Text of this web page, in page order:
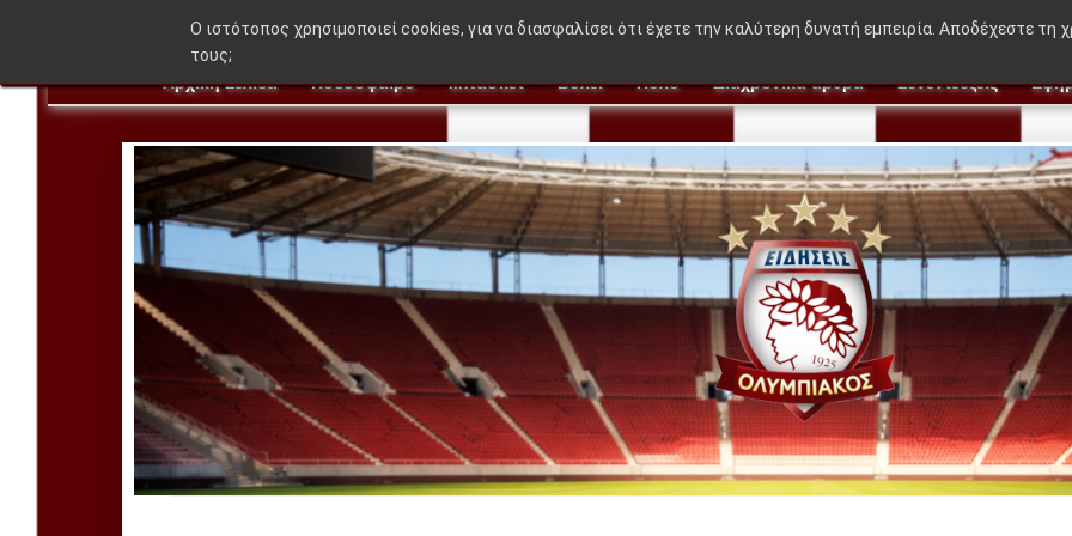
Αρχική Σελίδα Ποδόσφαιρο Μπάσκετ Βόλεϊ Πόλο Διαχρονικά άρθρα Συνεντεύξεις
🔥 BREAKING NEWS: "Η ιδέα που δεν βγήκε στον
O ιστότοπος χρησιμοποιεί cookies, για να διασφαλίσει ότι έχετε την καλύτερη δυνατή εμπειρία. Αποδέχεστε τη
τους;